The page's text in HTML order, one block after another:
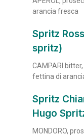
arancia fresca
Spritz
spritz)
CAMPARI
fettina di
Spritz
Hugo
MONDORO,